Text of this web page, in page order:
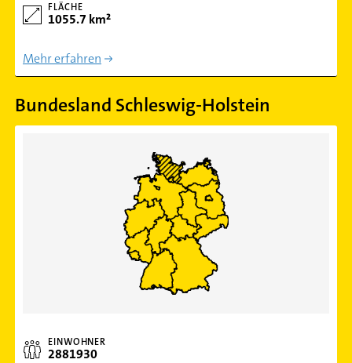
FLÄCHE
1055.7 km²
Mehr erfahren
Bundesland Schleswig-Holstein
EINWOHNER
2881930